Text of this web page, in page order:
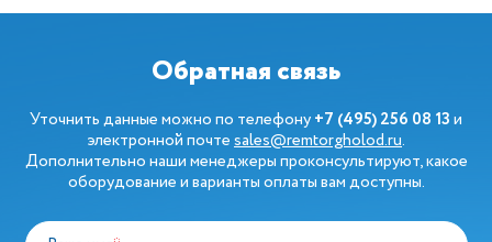
Обратная связь
Уточнить данные можно по телефону+7 (495) 256 08 13и
электронной почтеsales@remtorgholod.ru.
Дополнительно наши менеджеры проконсультируют, какое
оборудование и варианты оплаты вам доступны.